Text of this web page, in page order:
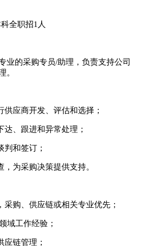
全职招1人
的采购专员/助理，负责支持公司
。
应商开发、评估和选择；
、跟进和异常处理；
和签订；
为采购决策提供支持。
购、供应链或相关专业优先；
工作经验；
链管理；